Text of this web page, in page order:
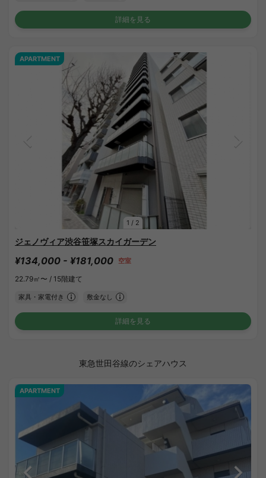
詳細を見る
1 / 2
APARTMENT
ジェノヴィア渋谷笹塚スカイガーデン
¥134,000 - ¥181,000 空室
22.79㎡〜 / 15階建て
家具・家電付き 敷金なし
詳細を見る
東急世田谷線のシェアハウス
APARTMENT